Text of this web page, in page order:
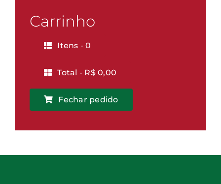
Vitória
quantidade
Carrinho
Itens -0
Total - R$0,00
Fechar pedido